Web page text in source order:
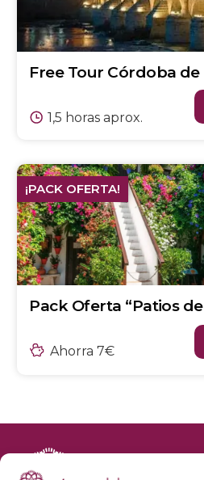
Free Tour Córdoba
1,5 horas aprox.
¡PACK OFERTA!
Pack Oferta “Patios
Ahorra 7€